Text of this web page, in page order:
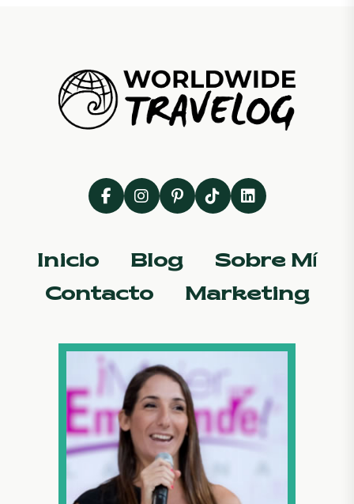
Inicio Blog
Sobre Mí
Contacto
Marketing